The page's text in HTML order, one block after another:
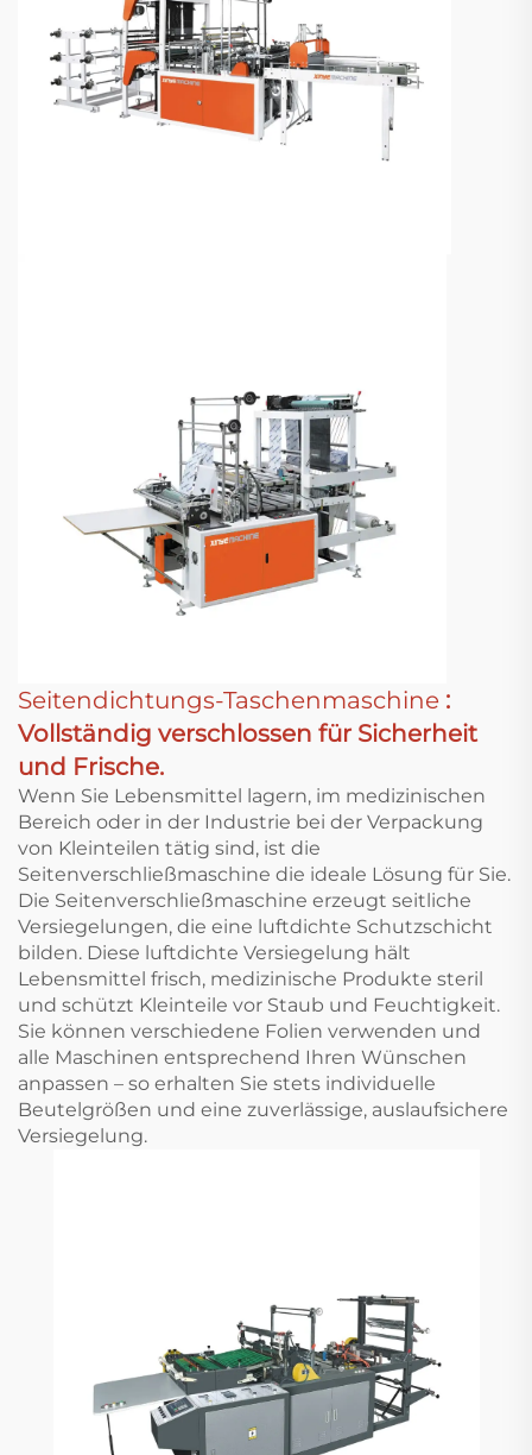
Seitendichtungs-Taschenmaschine :
Vollständig verschlossen für Sicherheit
und Frische.
Wenn Sie Lebensmittel lagern, im medizinischen
Bereich oder in der Industrie bei der Verpackung
von Kleinteilen tätig sind, ist die
Seitenverschließmaschine die ideale Lösung für Sie.
Die Seitenverschließmaschine erzeugt seitliche
Versiegelungen, die eine luftdichte Schutzschicht
bilden. Diese luftdichte Versiegelung hält
Lebensmittel frisch, medizinische Produkte steril
und schützt Kleinteile vor Staub und Feuchtigkeit.
Sie können verschiedene Folien verwenden und
alle Maschinen entsprechend Ihren Wünschen
anpassen – so erhalten Sie stets individuelle
Beutelgrößen und eine zuverlässige, auslaufsichere
Versiegelung.